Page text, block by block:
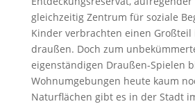
gleichzeitig Zentrum für soziale
Kinder verbrachten einen
draußen. Doch zum
eigenständigen Draußen-Spielen
Wohnumgebungen heute kaum
Naturflächen gibt es in der Stadt